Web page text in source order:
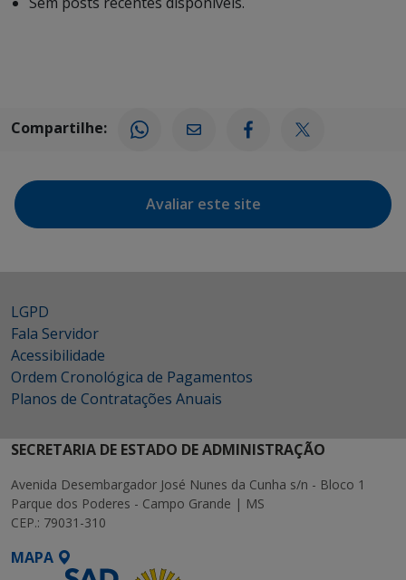
Compartilhe:
Avaliar este site
LGPD
Fala Servidor
Acessibilidade
Ordem Cronológica de Pagamentos
Planos de Contratações Anuais
SECRETARIA DE ESTADO DE ADMINISTRAÇÃO
Avenida Desembargador José Nunes da Cunha s/n - Bloco 1
Parque dos Poderes - Campo Grande | MS
CEP.: 79031-310
MAPA